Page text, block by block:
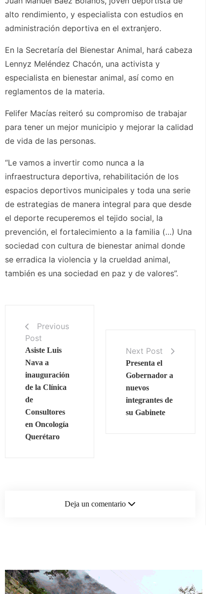
alto rendimiento, y especialista con estudios en
administración deportiva en el extranjero.
En la Secretaría del Bienestar Animal, hará cabeza
Lennyz Meléndez Chacón, una activista y
especialista en bienestar animal, así como en
reglamentos de la materia.
Felifer Macías reiteró su compromiso de trabajar
para tener un mejor municipio y mejorar la calidad
de vida de las personas.
“Le vamos a invertir como nunca a la
infraestructura deportiva, rehabilitación de los
espacios deportivos municipales y toda una serie
de estrategias de manera integral para que desde
el deporte recuperemos el tejido social, la
prevención, el fortalecimiento a la familia (…) Una
sociedad con cultura de bienestar animal donde
se erradica la violencia y la crueldad animal,
también es una sociedad en paz y de valores”.
Previous
Post
Asiste Luis
Nava a
inauguración
de la Clínica
de
Consultores
en Oncología
Querétaro
Next Post
Presenta el
Gobernador a
nuevos
integrantes de
su Gabinete
Deja un comentario